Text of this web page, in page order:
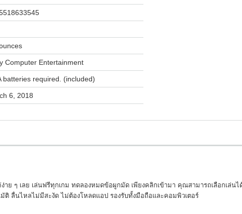
Computer Entertainment
batteries required. (included)
6, 2018
ง่าย ๆ เลย เล่นฟรีทุกเกม ทดลองหมดข้อผูกมัด เพียงคลิกเข้ามา คุณสามารถเลือกเ
ลื่นไหลไม่มีสะงัด ไม่ต้องโหลดแอป รองรับทั้งมือถือและคอมพิวเตอร์